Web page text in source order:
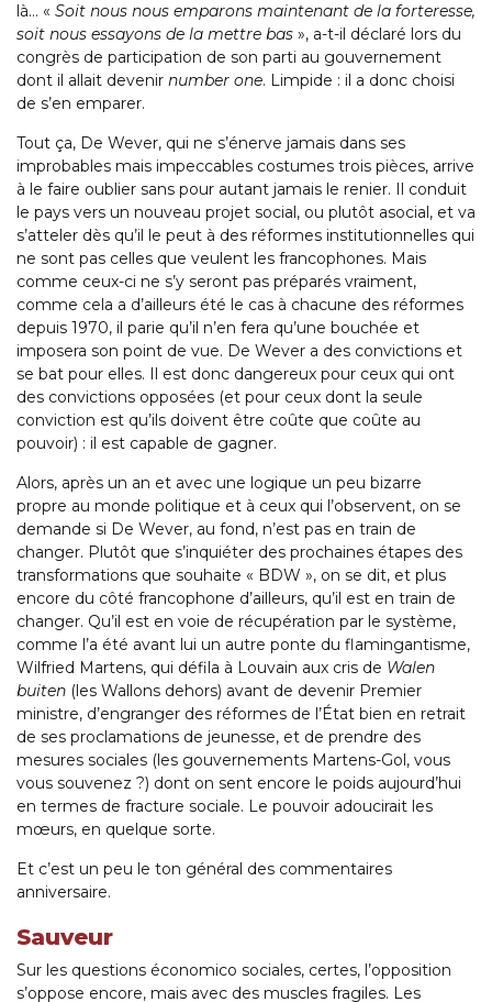
là… « Soit nous nous emparons maintenant de la forteresse,
soit nous essayons de la mettre bas », a-t-il déclaré lors du
congrès de participation de son parti au gouvernement
dont il allait devenir number one. Limpide : il a donc choisi
de s’en emparer.
Tout ça, De Wever, qui ne s’énerve jamais dans ses
improbables mais impeccables costumes trois pièces, arrive
à le faire oublier sans pour autant jamais le renier. Il conduit
le pays vers un nouveau projet social, ou plutôt asocial, et va
s’atteler dès qu’il le peut à des réformes institutionnelles qui
ne sont pas celles que veulent les francophones. Mais
comme ceux-ci ne s’y seront pas préparés vraiment,
comme cela a d’ailleurs été le cas à chacune des réformes
depuis 1970, il parie qu’il n’en fera qu’une bouchée et
imposera son point de vue. De Wever a des convictions et
se bat pour elles. Il est donc dangereux pour ceux qui ont
des convictions opposées (et pour ceux dont la seule
conviction est qu’ils doivent être coûte que coûte au
pouvoir) : il est capable de gagner.
Alors, après un an et avec une logique un peu bizarre
propre au monde politique et à ceux qui l’observent, on se
demande si De Wever, au fond, n’est pas en train de
changer. Plutôt que s’inquiéter des prochaines étapes des
transformations que souhaite « BDW », on se dit, et plus
encore du côté francophone d’ailleurs, qu’il est en train de
changer. Qu’il est en voie de récupération par le système,
comme l’a été avant lui un autre ponte du flamingantisme,
Wilfried Martens, qui défila à Louvain aux cris de Walen
buiten (les Wallons dehors) avant de devenir Premier
ministre, d’engranger des réformes de l’État bien en retrait
de ses proclamations de jeunesse, et de prendre des
mesures sociales (les gouvernements Martens-Gol, vous
vous souvenez ?) dont on sent encore le poids aujourd’hui
en termes de fracture sociale. Le pouvoir adoucirait les
mœurs, en quelque sorte.
Et c’est un peu le ton général des commentaires
anniversaire.
Sauveur
Sur les questions économico sociales, certes, l’opposition
s’oppose encore, mais avec des muscles fragiles. Les